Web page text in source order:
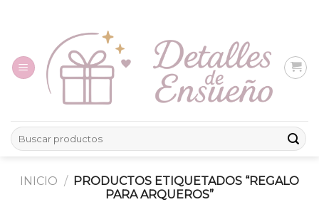
Buscar
por:
INICIO / PRODUCTOS ETIQUETADOS “REGALO
PARA ARQUEROS”